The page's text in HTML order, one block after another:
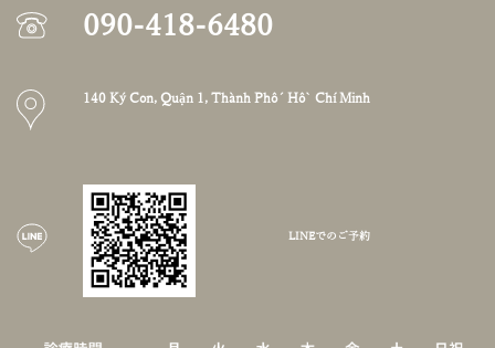
090-418-6480
140 Ký Con, Quận 1, Thành Phố Hồ Chí Minh
LINEでのご予約